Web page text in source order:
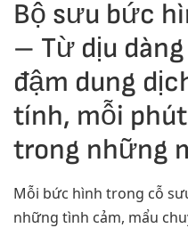
Bộ sưu bức
– Từ dịu
đậm dung
tính, mỗi
trong những
Mỗi bức hình trong cỗ
những tình cảm, mẩu